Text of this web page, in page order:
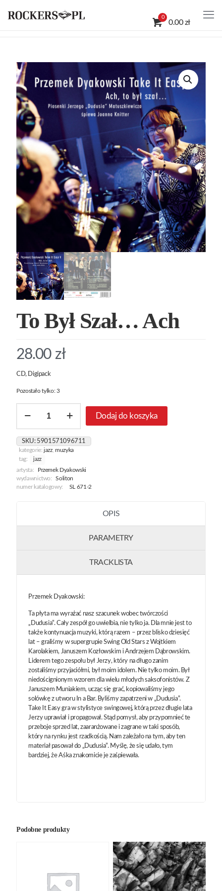
0
0.00 zł
To Był Szał… Ach
28.00 zł
CD, Digipack
Pozostało tylko: 3
Szał...
Ach
Dodaj do koszyka
SKU: 5901571096711
kategorie: jazz,muzyka
tag:
jazz
artysta:
Przemek Dyakowski
wydawnictwo:
Soliton
numer katalogowy:
SL 671-2
OPIS
PARAMETRY
TRACKLISTA
Przemek Dyakowski:
Ta płyta ma wyrażać nasz szacunek wobec twórczości
„Dudusia”. Cały zespół go uwielbia, nie tylko ja. Dla mnie jest to
także kontynuacja muzyki, którą razem – przez blisko dziesięć
lat – graliśmy w supergrupie Swing Old Stars z Wojtkiem
Karolakiem, Januszem Kozłowskim i Andrzejem Dąbrowskim.
Liderem tego zespołu był Jerzy, który na długo zanim
zostaliśmy przyjaciółmi, był moim idolem. Nie tylko moim. Był
niedoścignionym wzorem dla wielu młodych saksofonistów. Z
Januszem Muniakiem, ucząc się grać, kopiowaliśmy jego
solówkę z utworu In a Bar. Byliśmy zapatrzeni w „Dudusia”.
Take It Easy gra w stylistyce swingowej, którą przez długie lata
Jerzy uprawiał i propagował. Stąd pomysł, aby przypomnieć te
przeboje sprzed lat, zaaranżowane i zagrane w taki sposób,
który na rynku jest rzadkością. Nam zależało na tym, aby ten
materiał pasował do „Dudusia”. Myślę, że się udało, tym
bardziej, że Aśka znakomicie je zaśpiewała.
Podobne produkty